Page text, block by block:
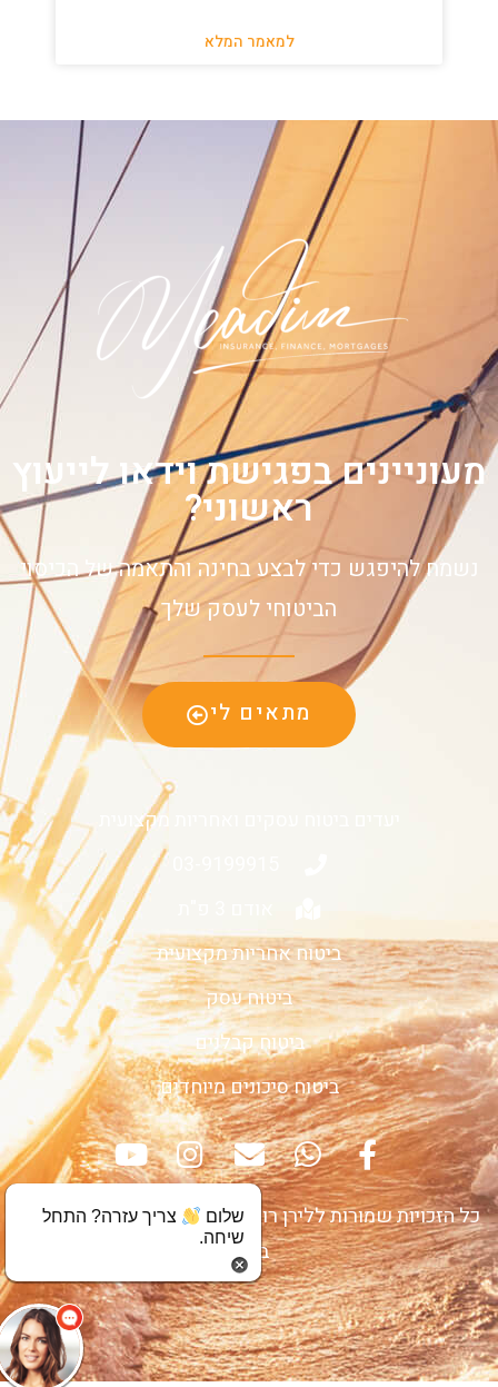
למאמר המלא
מעוניינים בפגישת וידאו לייעוץ
ראשוני?
נשמח להיפגש כדי לבצע בחינה והתאמה של הכיסוי
הביטוחי לעסק שלך
מתאים לי
יעדים ביטוח עסקים ואחריות מקצועית
ביטוח אחריות מקצועית
ביטוח עסק
ביטוח קבלנים
ביטוח סיכונים מיוחדים
בע"מ
שלום
צריך עזרה? התחל
שיחה.